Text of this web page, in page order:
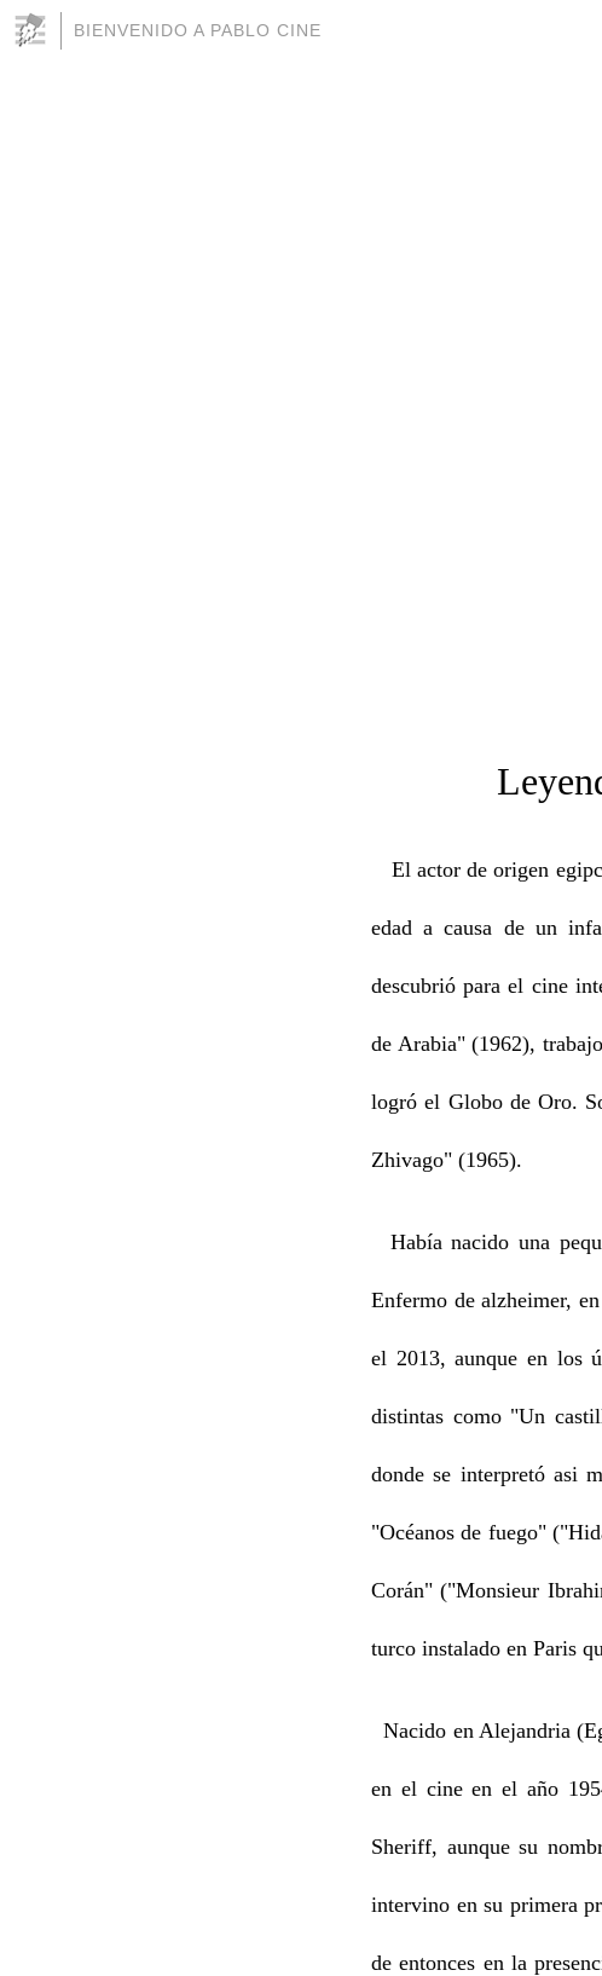
BIENVENIDO A PABLO CINE
Omar
Leyenda
El actor de origen
edad a causa de un
descubrió para el cine
de Arabia" (1962),
logró el Globo de Oro.
Zhivago" (1965).
Había nacido una
Enfermo de alzheimer,
el 2013, aunque en los
distintas como "Un
donde se interpretó asi
"Océanos de fuego"
Corán" ("Monsieur
turco instalado en Paris
Nacido en Alejandria
en el cine en el año
Sheriff, aunque su
intervino en su primera
de entonces en la